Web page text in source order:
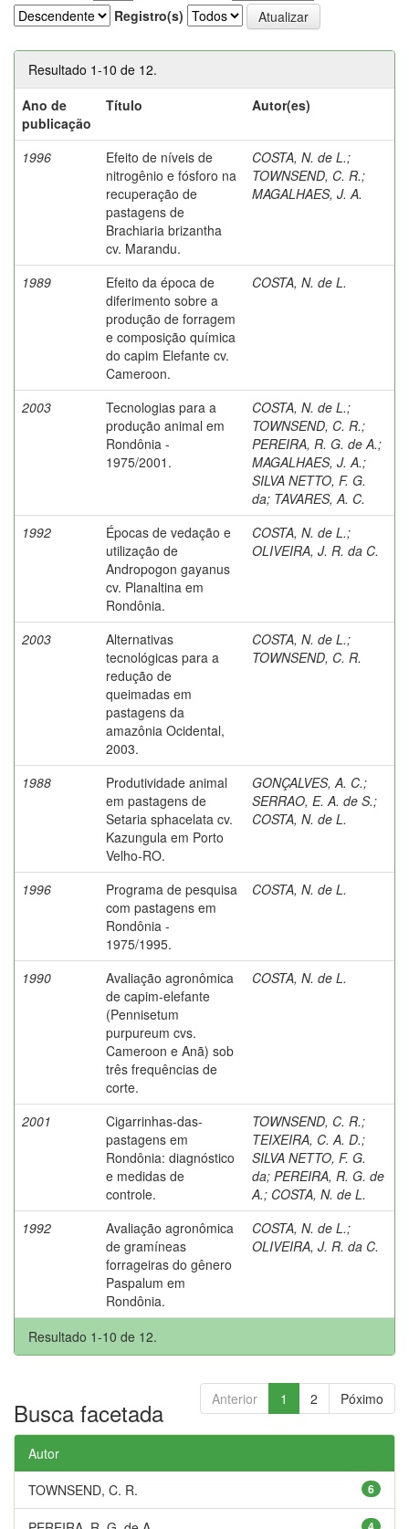
Registro(s)
Resultado 1-10 de 12.
Ano de
publicação
Título Autor(es)
1996
Efeito de níveis de
nitrogênio e fósforo na
recuperação de
pastagens de
Brachiaria brizantha
cv. Marandu.
COSTA, N. de L.;
TOWNSEND, C. R.;
MAGALHAES, J. A.
1989
Efeito da época de
diferimento sobre a
produção de forragem
e composição química
do capim Elefante cv.
Cameroon.
COSTA, N. de L.
2003
Tecnologias para a
produção animal em
Rondônia -
1975/2001.
COSTA, N. de L.;
TOWNSEND, C. R.;
PEREIRA, R. G. de A.;
MAGALHAES, J. A.;
SILVA NETTO, F. G.
da; TAVARES, A. C.
1992
Épocas de vedação e
utilização de
Andropogon gayanus
cv. Planaltina em
Rondônia.
COSTA, N. de L.;
OLIVEIRA, J. R. da C.
2003
Alternativas
tecnológicas para a
redução de
queimadas em
pastagens da
amazônia Ocidental,
2003.
COSTA, N. de L.;
TOWNSEND, C. R.
1988
Produtividade animal
em pastagens de
Setaria sphacelata cv.
Kazungula em Porto
Velho-RO.
GONÇALVES, A. C.;
SERRAO, E. A. de S.;
COSTA, N. de L.
1996
Programa de pesquisa
com pastagens em
Rondônia -
1975/1995.
COSTA, N. de L.
1990
Avaliação agronômica
de capim-elefante
(Pennisetum
purpureum cvs.
Cameroon e Anã) sob
três frequências de
corte.
COSTA, N. de L.
2001
Cigarrinhas-das-
pastagens em
Rondônia: diagnóstico
e medidas de
controle.
TOWNSEND, C. R.;
TEIXEIRA, C. A. D.;
SILVA NETTO, F. G.
da; PEREIRA, R. G. de
A.; COSTA, N. de L.
1992
Avaliação agronômica
de gramíneas
forrageiras do gênero
Paspalum em
Rondônia.
COSTA, N. de L.;
OLIVEIRA, J. R. da C.
Resultado 1-10 de 12.
Anterior 1 2 Póximo
Busca facetada
Autor
6
TOWNSEND, C. R.